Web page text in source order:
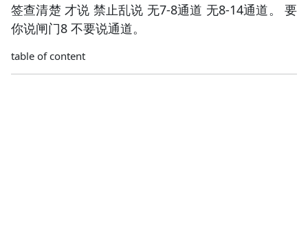
签查清楚 才说 禁止乱说 无7-8通道 无8-14通道。 要
你说闸门8 不要说通道。
table of content